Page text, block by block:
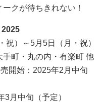
クが待ちきれない！
2025
祝）～5月5日（月・祝）
町・丸の内・有楽町 他
開始：2025年2月中旬
月中旬（予定）